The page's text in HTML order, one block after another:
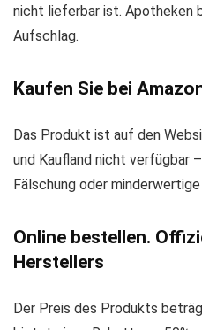
nicht lieferbar ist. Apotheken
Aufschlag.
Kaufen Sie bei
Das Produkt ist auf den
und Kaufland nicht verfügbar
Fälschung oder
Online bestellen.
Herstellers
Der Preis des Produkts